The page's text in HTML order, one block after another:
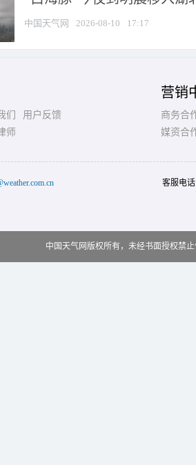
中国天气网 2026-08-10 17:17
们
用户反馈
师
营销
商务合
媒资合
客服电
中国天气网版权所有，未经书面授权